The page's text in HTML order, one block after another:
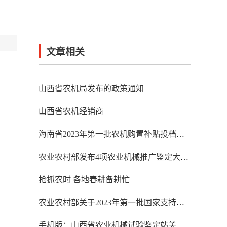
文章相关
山西省农机局发布的政策通知
山西省农机经销商
海南省2023年第一批农机购置补贴投档产品形式审核情况公示
农业农村部发布4项农业机械推广鉴定大纲修改单
抢抓农时 各地春耕备耕忙
农业农村部关于2023年第一批国家支持的农机推广鉴定结果的通报